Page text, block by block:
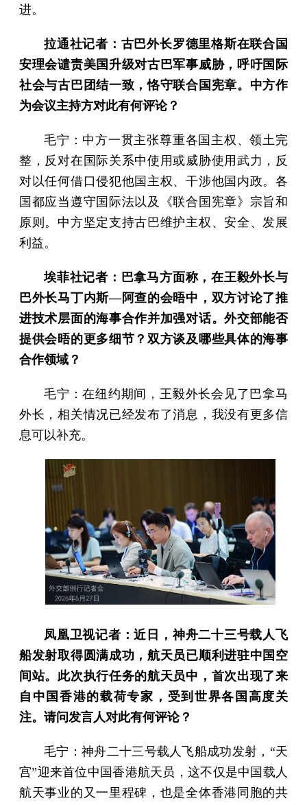
进。
拉通社记者：古巴外长罗德里格斯在联合国
安理会谴责美国升级对古巴军事威胁，呼吁国际
社会与古巴团结一致，恪守联合国宪章。中方作
为会议主持方对此有何评论？
毛宁：中方一贯主张尊重各国主权、领土完
整，反对在国际关系中使用或威胁使用武力，反
对以任何借口侵犯他国主权、干涉他国内政。各
国都应当遵守国际法以及《联合国宪章》宗旨和
原则。中方坚定支持古巴维护主权、安全、发展
利益。
埃菲社记者：巴拿马方面称，在王毅外长与
巴外长马丁内斯—阿查的会晤中，双方讨论了推
进技术层面的海事合作并加强对话。外交部能否
提供会晤的更多细节？双方谈及哪些具体的海事
合作领域？
毛宁：在纽约期间，王毅外长会见了巴拿马
外长，相关情况已经发布了消息，我没有更多信
息可以补充。
凤凰卫视记者：近日，神舟二十三号载人飞
船发射取得圆满成功，航天员已顺利进驻中国空
间站。此次执行任务的航天员中，首次出现了来
自中国香港的载荷专家，受到世界各国高度关
注。请问发言人对此有何评论？
毛宁：神舟二十三号载人飞船成功发射，“天
宫”迎来首位中国香港航天员，这不仅是中国载人
航天事业的又一里程碑，也是全体香港同胞的共